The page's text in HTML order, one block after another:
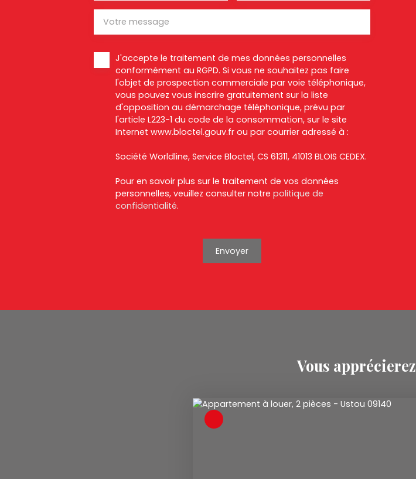
Votre message
J'accepte le traitement de mes données personnelles
conformément au RGPD. Si vous ne souhaitez pas faire
l'objet de prospection commerciale par voie téléphonique,
vous pouvez vous inscrire gratuitement sur la liste
d'opposition au démarchage téléphonique, prévu par
l'article L223-1 du code de la consommation, sur le site
Internet www.bloctel.gouv.fr ou par courrier adressé à :
Société Worldline, Service Bloctel, CS 61311, 41013 BLOIS CEDEX.
Pour en savoir plus sur le traitement de vos données
personnelles, veuillez consulter notre politique de
confidentialité.
Envoyer
Vous apprécierez